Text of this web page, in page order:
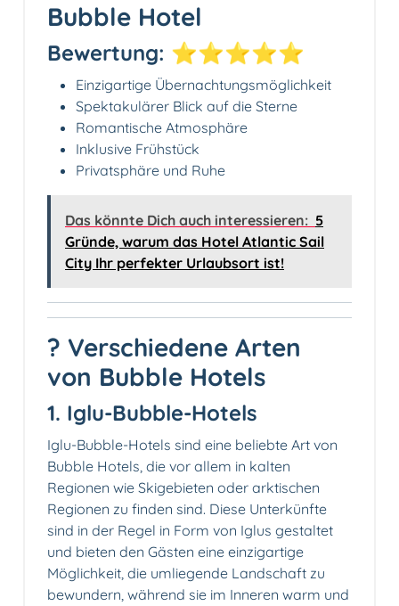
Bubble Hotel
Bewertung: ⭐⭐⭐⭐⭐
Einzigartige Übernachtungsmöglichkeit
Spektakulärer Blick auf die Sterne
Romantische Atmosphäre
Inklusive Frühstück
Privatsphäre und Ruhe
Das könnte Dich auch interessieren: 5
Gründe, warum das Hotel Atlantic Sail
City Ihr perfekter Urlaubsort ist!
? Verschiedene Arten
von Bubble Hotels
1. Iglu-Bubble-Hotels
Iglu-Bubble-Hotels sind eine beliebte Art von
Bubble Hotels, die vor allem in kalten
Regionen wie Skigebieten oder arktischen
Regionen zu finden sind. Diese Unterkünfte
sind in der Regel in Form von Iglus gestaltet
und bieten den Gästen eine einzigartige
Möglichkeit, die umliegende Landschaft zu
bewundern, während sie im Inneren warm und